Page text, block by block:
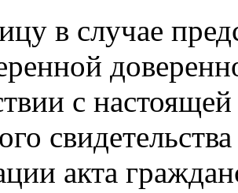
в случае
с
акта